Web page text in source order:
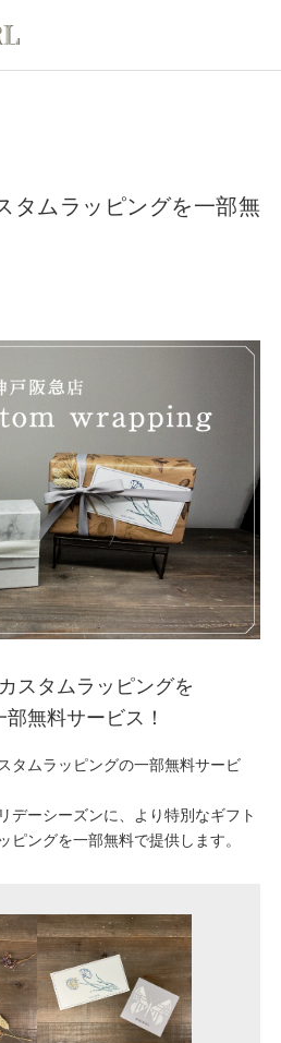
タムラッピングを一部無
スタムラッピングを
無料サービス！
タムラッピングの一部無料サービ
デーシーズンに、より特別なギフト
ピングを一部無料で提供します。